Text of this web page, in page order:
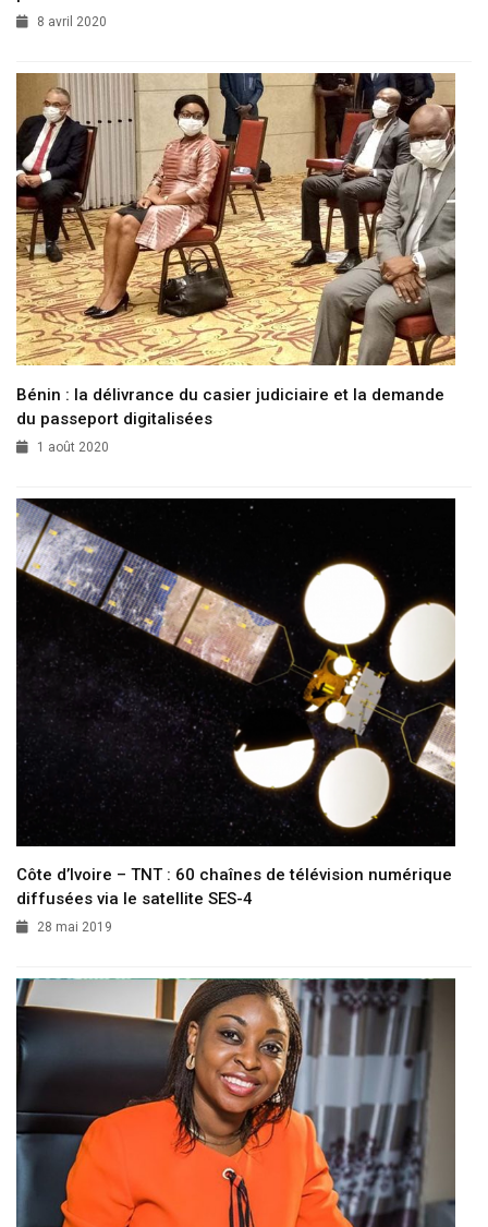
8 avril 2020
Bénin : la délivrance du casier judiciaire et la demande
du passeport digitalisées
1 août 2020
Côte d’Ivoire – TNT : 60 chaînes de télévision numérique
diffusées via le satellite SES-4
28 mai 2019